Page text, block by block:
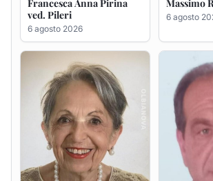
Maria Teresa Floris ved.
6 agosto 2026
Renzo
5 agosto